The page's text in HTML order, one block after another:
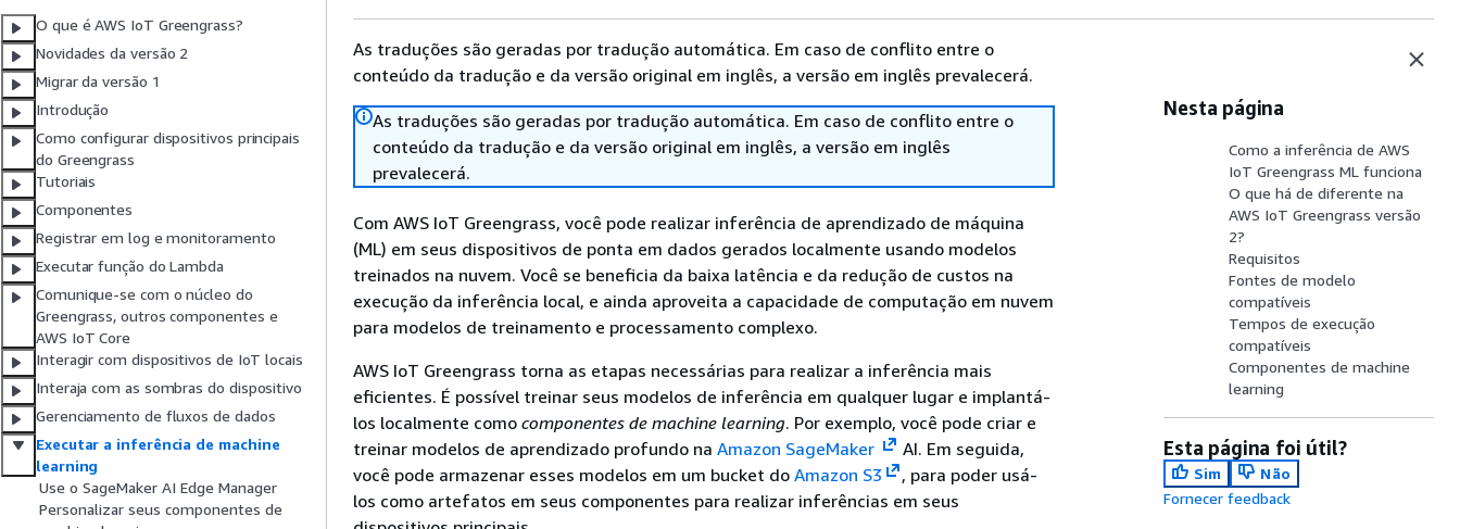
O que é AWS IoT Greengrass?
Novidades da versão 2
Migrar da versão 1
Introdução
Como configurar dispositivos principais
do Greengrass
Tutoriais
Componentes
Registrar em log e monitoramento
Executar função do Lambda
Comunique-se com o núcleo do
Greengrass, outros componentes e
AWS IoT Core
Interagir com dispositivos de IoT locais
Interaja com as sombras do dispositivo
Gerenciamento de fluxos de dados
Executar a inferência de machine
learning
Use o SageMaker AI Edge Manager
Personalizar seus componentes de
As traduções são geradas por tradução automática. Em caso de conflito entre o
conteúdo da tradução e da versão original em inglês, a versão em inglês prevalecerá.
As traduções são geradas por tradução automática. Em caso de conflito entre o
conteúdo da tradução e da versão original em inglês, a versão em inglês
prevalecerá.
Com AWS IoT Greengrass, você pode realizar inferência de aprendizado de máquina
(ML) em seus dispositivos de ponta em dados gerados localmente usando modelos
treinados na nuvem. Você se beneficia da baixa latência e da redução de custos na
execução da inferência local, e ainda aproveita a capacidade de computação em nuvem
para modelos de treinamento e processamento complexo.
AWS IoT Greengrass torna as etapas necessárias para realizar a inferência mais
eficientes. É possível treinar seus modelos de inferência em qualquer lugar e implantá-
los localmente como componentes de machine learning. Por exemplo, você pode criar e
treinar modelos de aprendizado profundo na Amazon SageMaker
AI. Em seguida,
você pode armazenar esses modelos em um bucket do Amazon S3
, para poder usá-
los como artefatos em seus componentes para realizar inferências em seus
Nesta página
Como a inferência de AWS
IoT Greengrass ML funciona
O que há de diferente na
AWS IoT Greengrass versão
2?
Requisitos
Fontes de modelo
compatíveis
Tempos de execução
compatíveis
Componentes de machine
learning
Esta página foi útil?
Sim
Não
Fornecer feedback